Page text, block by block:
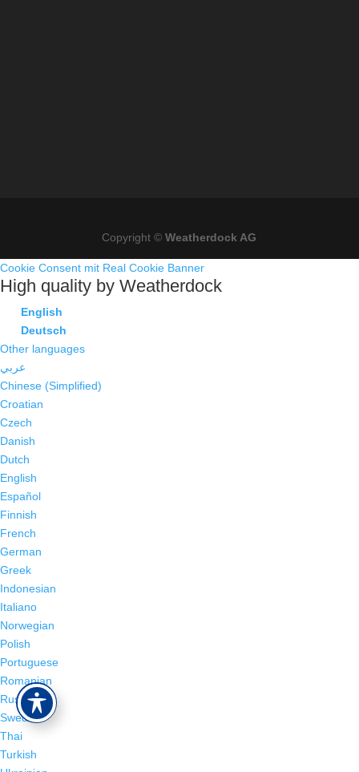
Copyright ©Weatherdock AG
Cookie Consent mit Real Cookie Banner
High quality by Weatherdock
English
Deutsch
Other languages
عربي
Chinese (Simplified)
Croatian
Czech
Danish
Dutch
English
Español
Finnish
French
German
Greek
Indonesian
Italiano
Norwegian
Polish
Portuguese
Romanian
Russian
Swedish
Thai
Turkish